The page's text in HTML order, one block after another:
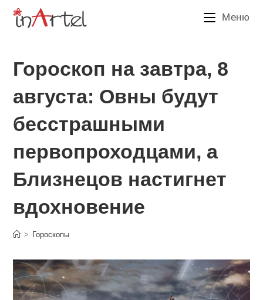
Перейти
Меню
Гороскоп на завтра, 8
августа: Овны будут
бесстрашными
первопроходцами, а
Близнецов настигнет
вдохновение
> Гороскопы